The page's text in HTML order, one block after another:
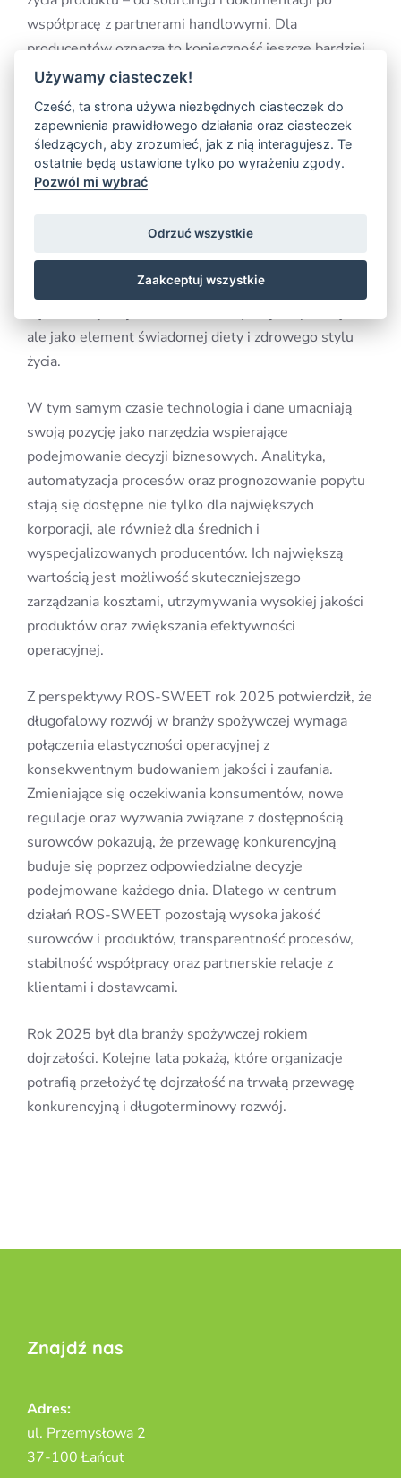
współpracę z partnerami handlowymi. Dla
producentów oznacza to konieczność jeszcze bardziej
systemowego podejścia do zarządzania.
Coraz większy wpływ na rynek mają również kwestie
związane ze zdrowiem i jakością żywności.
Konsumenci częściej analizują stopień przetworzenia
produktów, ich wartość odżywczą oraz rolę, jaką
W efekcie rośnie zainteresowanie kategoriami
postrzeganymi jako naturalne i funkcjonalne. Bakalie,
orzechy oraz produkty o wysokiej gęstości odżywczej
ale jako element świadomej diety i zdrowego stylu
życia.
W tym samym czasie technologia i dane umacniają
swoją pozycję jako narzędzia wspierające
podejmowanie decyzji biznesowych. Analityka,
automatyzacja procesów oraz prognozowanie popytu
stają się dostępne nie tylko dla największych
korporacji, ale również dla średnich i
wyspecjalizowanych producentów. Ich największą
wartością jest możliwość skuteczniejszego
zarządzania kosztami, utrzymywania wysokiej jakości
produktów oraz zwiększania efektywności
operacyjnej.
Z perspektywy ROS-SWEET rok 2025 potwierdził, że
długofalowy rozwój w branży spożywczej wymaga
połączenia elastyczności operacyjnej z
konsekwentnym budowaniem jakości i zaufania.
Zmieniające się oczekiwania konsumentów, nowe
regulacje oraz wyzwania związane z dostępnością
surowców pokazują, że przewagę konkurencyjną
buduje się poprzez odpowiedzialne decyzje
podejmowane każdego dnia. Dlatego w centrum
działań ROS-SWEET pozostają wysoka jakość
surowców i produktów, transparentność procesów,
stabilność współpracy oraz partnerskie relacje z
klientami i dostawcami.
Rok 2025 był dla branży spożywczej rokiem
dojrzałości. Kolejne lata pokażą, które organizacje
potrafią przełożyć tę dojrzałość na trwałą przewagę
konkurencyjną i długoterminowy rozwój.
Znajdź nas
Adres:
ul. Przemysłowa 2
37-100 Łańcut
Używamy ciasteczek!
Cześć, ta strona używa niezbędnych ciasteczek do
zapewnienia prawidłowego działania oraz ciasteczek
śledzących, aby zrozumieć, jak z nią interagujesz. Te
ostatnie będą ustawione tylko po wyrażeniu zgody.
Pozwól mi wybrać
Odrzuć wszystkie
Zaakceptuj wszystkie